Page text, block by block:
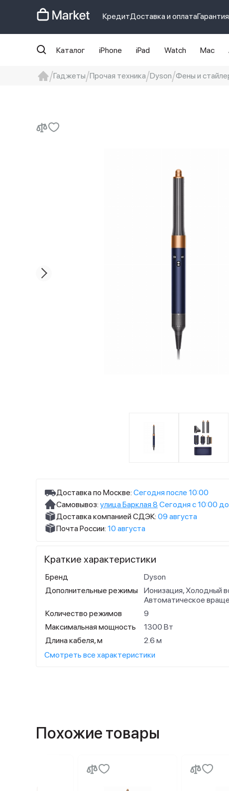
КредитДоставка и оплатаГарантия
Каталог iPhone iPad Watch Mac
Гаджеты Прочая техника Dyson Фены и
Доставка по Москве: Сегодня после 10:00
Самовывоз: улица Барклая 8 Сегодня с 10:00
Доставка компанией СДЭК: 09 августа
Почта России: 10 августа
Краткие характеристики
Бренд
Dyson
Дополнительные режимы
Ионизация, Холодный
Автоматическое
Количество режимов
9
Максимальная мощность
1300 Вт
Длина кабеля, м
2.6 м
Смотреть все характеристики
Похожие товары